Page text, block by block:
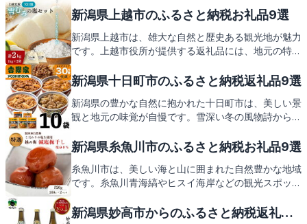
ご紹介しますので、どうぞお楽しみに。
新潟県上越市のふるさと納税お礼品9選
新潟県上越市は、雄大な自然と歴史ある観光地が魅力
です。上越市役所が提供する返礼品には、地元の特産
とともに、おいしい返礼品もご紹介します。お楽しみ
新潟県十日町市のふるさと納税返礼品9選
新潟県の豊かな自然に抱かれた十日町市は、美しい景
観と地元の味覚が自慢です。雪深い冬の風物詩から温
特産品まで、訪れる人々を魅了し続けています。十日
がぎゅっと詰まっているので、どうぞご期待くださ
い。
新潟県糸魚川市のふるさと納税お礼品9選
糸魚川市は、美しい海と山に囲まれた自然豊かな地域
です。糸魚川青海縞やヒスイ海岸などの観光スポット
地でしか味わえない逸品をふるさと納税の返礼品とし
新潟県妙高市からのふるさと納税返礼品9